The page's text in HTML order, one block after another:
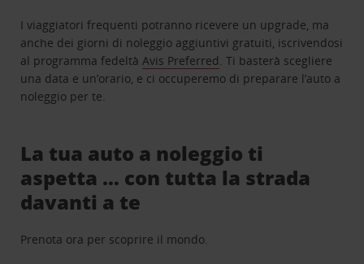
I viaggiatori frequenti potranno ricevere un upgrade, ma
anche dei giorni di noleggio aggiuntivi gratuiti, iscrivendosi
al programma fedeltàAvis Preferred. Ti basterà scegliere
una data e un’orario, e ci occuperemo di preparare l’auto a
noleggio per te.
La tua auto a noleggio ti
aspetta … con tutta la strada
davanti a te
Prenota ora per scoprire il mondo.